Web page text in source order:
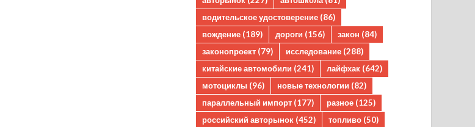
водительское удостоверение (86)
вождение (189) дороги (156) закон (84)
законопроект (79) исследование (288)
китайские автомобили (241) лайфхак (642)
мотоциклы (96) новые технологии (82)
параллельный импорт (177) разное (125)
российский авторынок (452) топливо (50)